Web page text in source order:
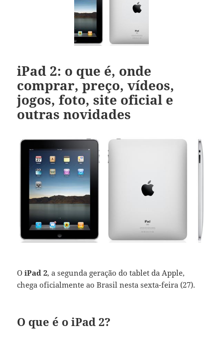
iPad 2: o que é, onde
comprar, preço, vídeos,
jogos, foto, site oficial e
outras novidades
OiPad 2, a segunda geração do tablet da Apple,
chega oficialmente ao Brasil nesta sexta-feira (27).
O que é o iPad 2?